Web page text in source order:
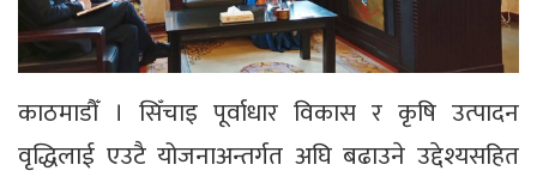
काठमाडौँ । सिँचाइ पूर्वाधार विकास र कृषि उत्पादन
वृद्धिलाई एउटै योजनाअन्तर्गत अघि बढाउने उद्देश्यसहित